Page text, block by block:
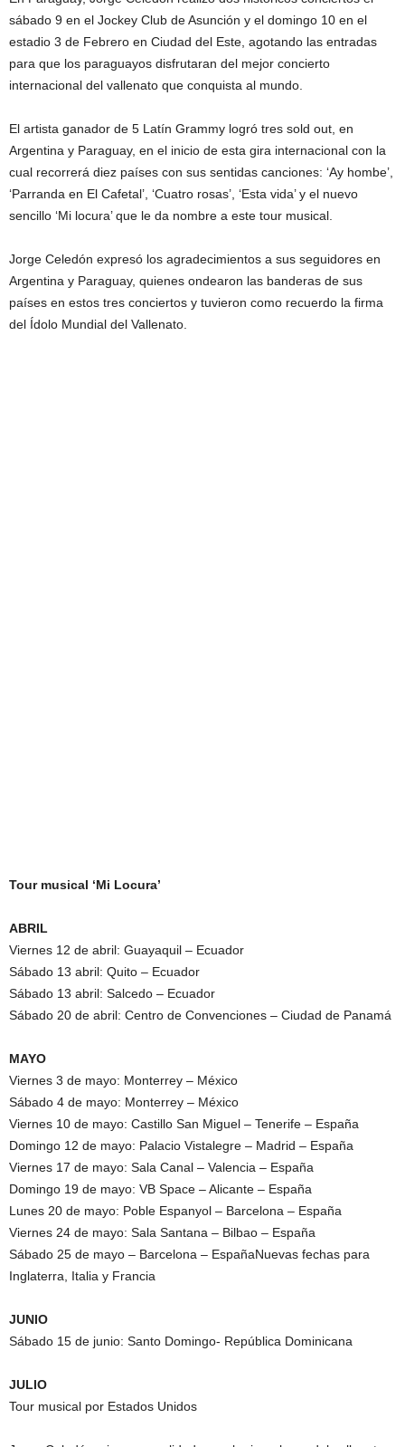
sábado 9 en el Jockey Club de Asunción y el domingo 10 en el
estadio 3 de Febrero en Ciudad del Este, agotando las entradas
para que los paraguayos disfrutaran del mejor concierto
internacional del vallenato que conquista al mundo.
El artista ganador de 5 Latín Grammy logró tres sold out, en
Argentina y Paraguay, en el inicio de esta gira internacional con la
cual recorrerá diez países con sus sentidas canciones: ‘Ay hombe’,
‘Parranda en El Cafetal’, ‘Cuatro rosas’, ‘Esta vida’ y el nuevo
sencillo ‘Mi locura’ que le da nombre a este tour musical.
Jorge Celedón expresó los agradecimientos a sus seguidores en
Argentina y Paraguay, quienes ondearon las banderas de sus
países en estos tres conciertos y tuvieron como recuerdo la firma
del Ídolo Mundial del Vallenato.
Tour musical ‘Mi Locura’
ABRIL
Viernes 12 de abril: Guayaquil – Ecuador
Sábado 13 abril: Quito – Ecuador
Sábado 13 abril: Salcedo – Ecuador
Sábado 20 de abril: Centro de Convenciones – Ciudad de Panamá
MAYO
Viernes 3 de mayo: Monterrey – México
Sábado 4 de mayo: Monterrey – México
Viernes 10 de mayo: Castillo San Miguel – Tenerife – España
Domingo 12 de mayo: Palacio Vistalegre – Madrid – España
Viernes 17 de mayo: Sala Canal – Valencia – España
Domingo 19 de mayo: VB Space – Alicante – España
Lunes 20 de mayo: Poble Espanyol – Barcelona – España
Viernes 24 de mayo: Sala Santana – Bilbao – España
Sábado 25 de mayo – Barcelona – EspañaNuevas fechas para
Inglaterra, Italia y Francia
JUNIO
Sábado 15 de junio: Santo Domingo- República Dominicana
JULIO
Tour musical por Estados Unidos